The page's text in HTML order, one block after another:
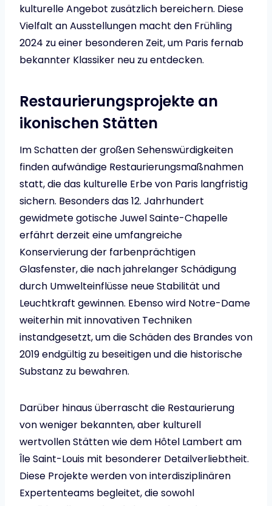
kulturelle Angebot zusätzlich bereichern. Diese
Vielfalt an Ausstellungen macht den Frühling
2024 zu einer besonderen Zeit, um Paris fernab
bekannter Klassiker neu zu entdecken.
Restaurierungsprojekte an
ikonischen Stätten
Im Schatten der großen Sehenswürdigkeiten
finden aufwändige Restaurierungsmaßnahmen
statt, die das kulturelle Erbe von Paris langfristig
sichern. Besonders das 12. Jahrhundert
gewidmete gotische Juwel Sainte-Chapelle
erfährt derzeit eine umfangreiche
Konservierung der farbenprächtigen
Glasfenster, die nach jahrelanger Schädigung
durch Umwelteinflüsse neue Stabilität und
Leuchtkraft gewinnen. Ebenso wird Notre-Dame
weiterhin mit innovativen Techniken
instandgesetzt, um die Schäden des Brandes von
2019 endgültig zu beseitigen und die historische
Substanz zu bewahren.
Darüber hinaus überrascht die Restaurierung
von weniger bekannten, aber kulturell
wertvollen Stätten wie dem Hôtel Lambert am
Île Saint-Louis mit besonderer Detailverliebtheit.
Diese Projekte werden von interdisziplinären
Expertenteams begleitet, die sowohl